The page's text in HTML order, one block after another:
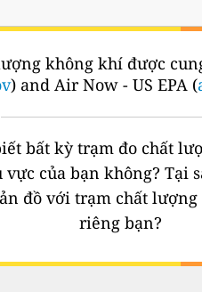
không khí được
) and Air Now - US EPA (
bất kỳ trạm đo chất
vực của bạn không? Tại
đồ với trạm chất
riêng bạn?